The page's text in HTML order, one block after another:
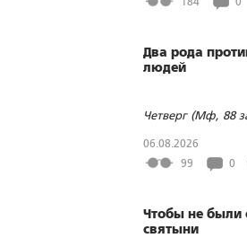
Два рода
людей
Четверг (Мф, 88
06.08.2026
99
0
Чтобы не были
святыни